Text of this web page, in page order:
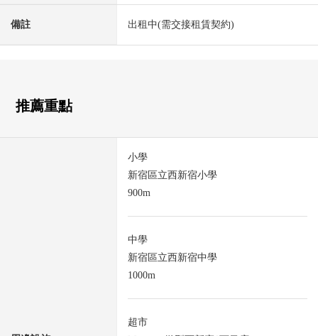
備註 出租中(需交接租賃契約)
推薦重點
小學
新宿區立西新宿小學
900m
中學
新宿區立西新宿中學
1000m
超市